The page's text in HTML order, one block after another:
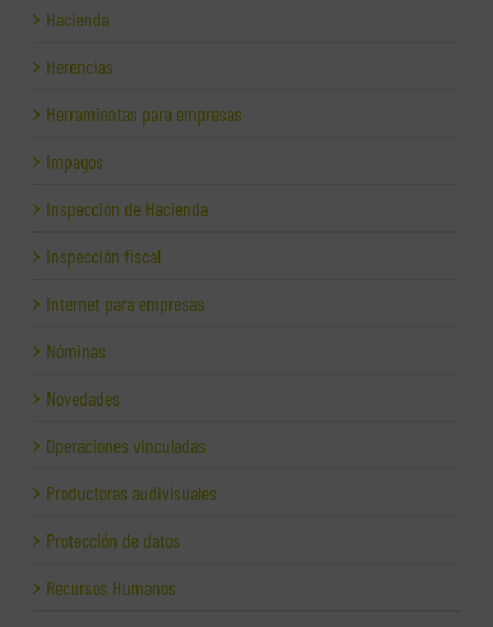
Hacienda
Herencias
Herramientas para empresas
Impagos
Inspección de Hacienda
Inspección fiscal
Internet para empresas
Nóminas
Novedades
Operaciones vinculadas
Productoras audivisuales
Protección de datos
Recursos Humanos